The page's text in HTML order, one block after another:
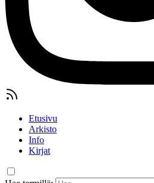
Etusivu
Arkisto
Info
Kirjat